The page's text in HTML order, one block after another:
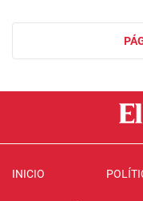
INICIO